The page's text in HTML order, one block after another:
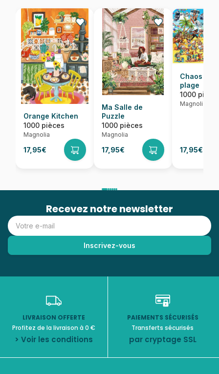
Orange Kitchen
1000 pièces
Magnolia
17,95€
Ma Salle de
Puzzle
1000 pièces
Magnolia
17,95€
Chaos sur
plage
1000
Magnolia
17,95€
Recevez notre newsletter
LIVRAISON OFFERTE
Profitez de la livraison à 0 €
> Voir les conditions
PAIEMENTS SÉCURISÉS
Transferts sécurisés
par cryptage SSL